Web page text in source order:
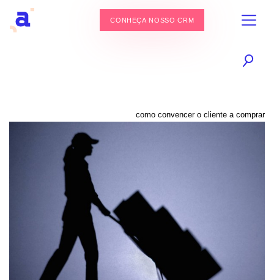
CONHEÇA NOSSO CRM
como convencer o cliente a comprar